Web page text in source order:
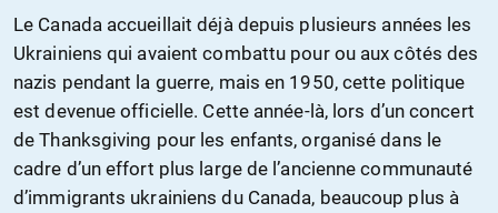
Le Canada accueillait déjà depuis plusieurs années les
Ukrainiens qui avaient combattu pour ou aux côtés des
nazis pendant la guerre, mais en 1950, cette politique
est devenue officielle. Cette année-là, lors d’un concert
de Thanksgiving pour les enfants, organisé dans le
cadre d’un effort plus large de l’ancienne communauté
d’immigrants ukrainiens du Canada, beaucoup plus à